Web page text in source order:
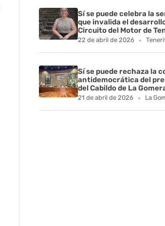
Sí se puede celebra la
que invalida el
Circuito del Motor de
22 de abril de 2026
Sí se puede rechaza la
antidemocrática del
del Cabildo de La
21 de abril de 2026 La